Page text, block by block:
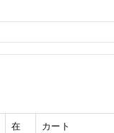
在
カート